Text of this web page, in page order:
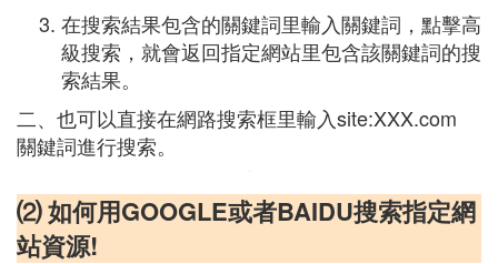
在搜索結果包含的關鍵詞里輸入關鍵詞，點擊高
級搜索，就會返回指定網站里包含該關鍵詞的搜
索結果。
二、也可以直接在網路搜索框里輸入site:XXX.com
關鍵詞進行搜索。
⑵ 如何用GOOGLE或者BAIDU搜索指定網
站資源!